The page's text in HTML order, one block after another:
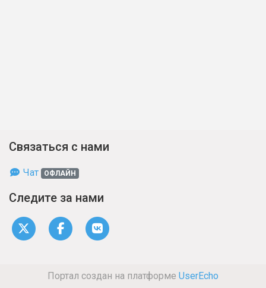
Связаться с нами
Чат ОФЛАЙН
Следите за нами
Портал создан на платформе UserEcho